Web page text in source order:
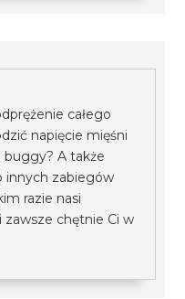
całego
napięcie mięśni
buggy? A także
innych zabiegów
razie nasi
zawsze chętnie Ci w